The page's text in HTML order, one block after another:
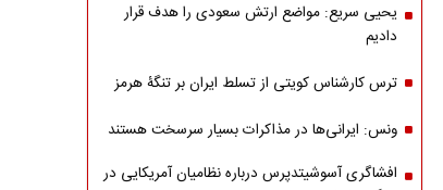
یحیی سریع: مواضع ارتش سعودی را هدف قرار
دادیم
ترس کارشناس کویتی از تسلط ایران بر تنگۀ هرمز
ونس: ایرانی‌ها در مذاکرات بسیار سرسخت هستند
افشاگری آسوشیتدپرس درباره نظامیان آمریکایی در